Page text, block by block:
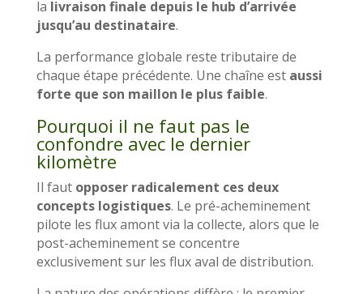
la livraison finale depuis le hub d’arrivée
jusqu’au destinataire.
La performance globale reste tributaire de
chaque étape précédente. Une chaîne est aussi
forte que son maillon le plus faible.
Pourquoi il ne faut pas le
confondre avec le dernier
kilomètre
Il faut opposer radicalement ces deux
concepts logistiques. Le pré-acheminement
pilote les flux amont via la collecte, alors que le
post-acheminement se concentre
exclusivement sur les flux aval de distribution.